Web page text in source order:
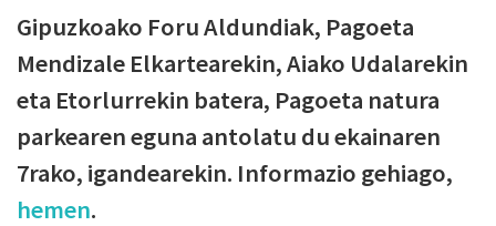
Gipuzkoako Foru Aldundiak, Pagoeta
Mendizale Elkartearekin, Aiako Udalarekin
eta Etorlurrekin batera, Pagoeta natura
parkearen eguna antolatu du ekainaren
7rako, igandearekin. Informazio gehiago,
hemen.